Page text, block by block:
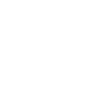
renginys, kurio
trys „Europos